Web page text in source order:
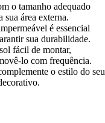
o tamanho adequado
sua área externa.
é essencial
sua durabilidade.
fácil de montar,
lo com frequência.
o estilo do seu